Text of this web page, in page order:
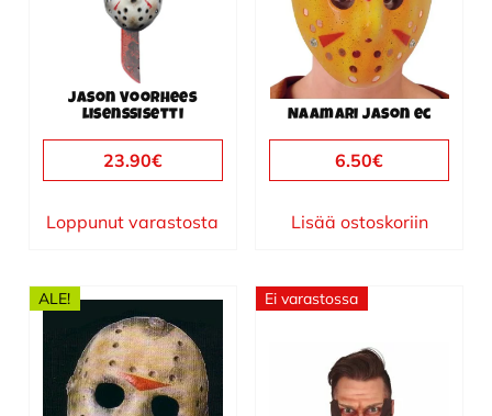
Jason Voorhees
lisenssisetti
23.90€
Loppunut varastosta
Naamari Jason ec
6.50€
Lisää ostoskoriin
ALE! Ei varastossa